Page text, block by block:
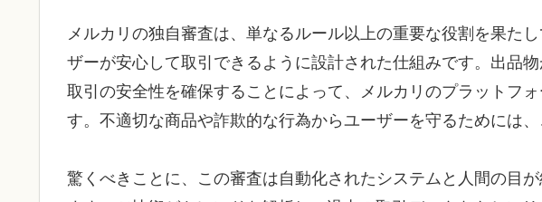
メルカリの独自審査は、単なるルール以上の重要な役割を果た
ザーが安心して取引できるように設計された仕組みです。出品
取引の安全性を確保することによって、メルカリのプラットフ
す。不適切な商品や詐欺的な行為からユーザーを守るためには、
驚くべきことに、この審査は自動化されたシステムと人間の目